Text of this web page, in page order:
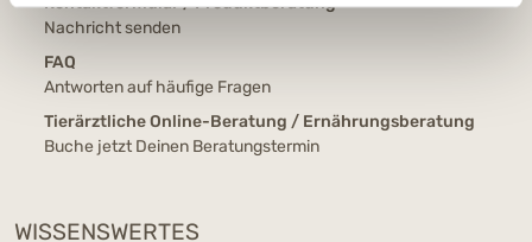
Nachricht senden
FAQ
Antworten auf häufige Fragen
Tierärztliche Online-Beratung / Ernährungsberatung
Buche jetzt Deinen Beratungstermin
WISSENSWERTES